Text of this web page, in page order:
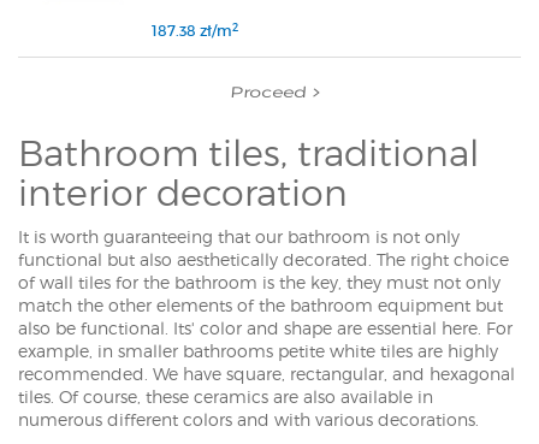
187.38 zł/m2
Proceed
Bathroom tiles, traditional
interior decoration
It is worth guaranteeing that our bathroom is not only
functional but also aesthetically decorated. The right choice
of wall tiles for the bathroom is the key, they must not only
match the other elements of the bathroom equipment but
also be functional. Its' color and shape are essential here. For
example, in smaller bathrooms petite white tiles are highly
recommended. We have square, rectangular, and hexagonal
tiles. Of course, these ceramics are also available in
numerous different colors and with various decorations.